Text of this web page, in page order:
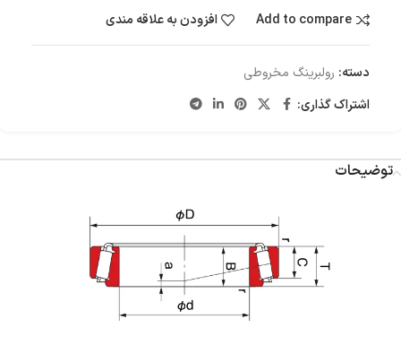
Add to compare افزودن به علاقه مندی
دسته: رولبرینگ‌ مخروطی
اشتراک گذاری:
توضیحات